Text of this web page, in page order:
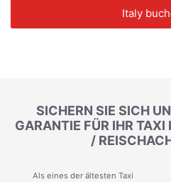
Italy
SICHERN SIE SICH
GARANTIE FÜR IHR TAXI
/
Als eines der ältesten Taxi